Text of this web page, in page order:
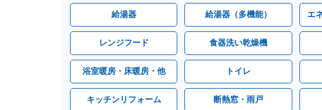
給湯器 給湯器（多機能） エ
レンジフード 食器洗い乾燥機
浴室暖房・床暖房・他 トイレ
キッチンリフォーム 断熱窓・雨戸